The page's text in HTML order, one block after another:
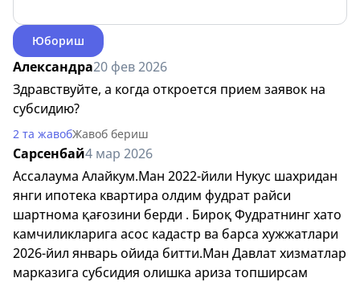
Юбориш
Александра20 фев 2026
Здравствуйте, а когда откроется прием заявок на
субсидию?
2 та жавобЖавоб бериш
Сарсенбай4 мар 2026
Ассалаума Алайкум.Ман 2022-йили Нукус шахридан
янги ипотека квартира олдим фудрат райси
шартнома қағозини берди . Бироқ Фудратнинг хато
камчиликларига асос кадастр ва барса хужжатлари
2026-йил январь ойида битти.Ман Давлат хизматлар
марказига субсидия олишка ариза топширсам